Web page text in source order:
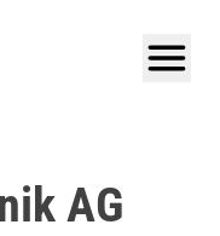
AG